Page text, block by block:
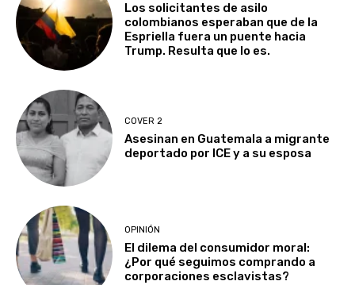
Los solicitantes de asilo
colombianos esperaban que de la
Espriella fuera un puente hacia
Trump. Resulta que lo es.
COVER 2
Asesinan en Guatemala a migrante
deportado por ICE y a su esposa
OPINIÓN
El dilema del consumidor moral:
¿Por qué seguimos comprando a
corporaciones esclavistas?